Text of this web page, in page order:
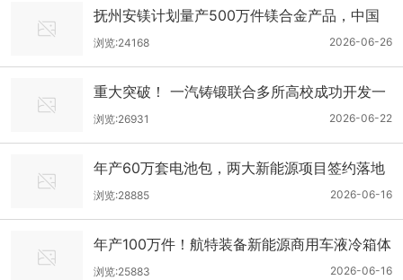
抚州安镁计划量产500万件镁合金产品，中国
工程院院士潘复生领衔镁合金全链条创新生态
2026-06-26
浏览:24168
重大突破！ 一汽铸锻联合多所高校成功开发一
体化压铸低成本高性能镁合金后地板
2026-06-22
浏览:26931
年产60万套电池包，两大新能源项目签约落地
芜湖
2026-06-16
浏览:28885
年产100万件！航特装备新能源商用车液冷箱体
项目正式签约
2026-06-16
浏览:25883